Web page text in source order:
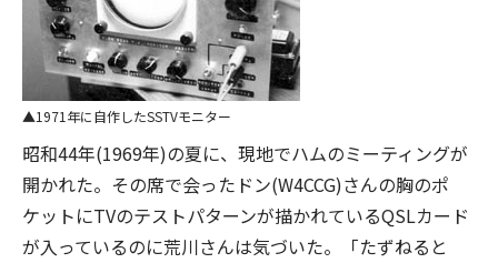
1971年に自作したSSTVモニター
昭和44年(1969年)の夏に、現地でハムのミーティングが
開かれた。その席で会ったドン(W4CCG)さんの胸のポ
ケットにTVのテストパターンが描かれているQSLカード
が入っているのに荒川さんは気づいた。「たずねると